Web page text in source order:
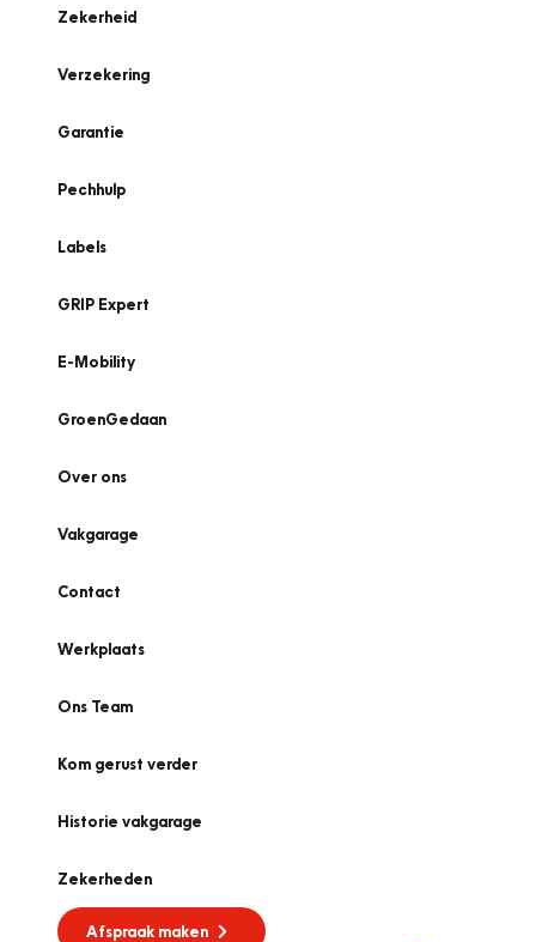
Zekerheid
Verzekering
Garantie
Pechhulp
Labels
GRIP Expert
E-Mobility
GroenGedaan
Over ons
Vakgarage
Contact
Werkplaats
Ons Team
Kom gerust verder
Historie vakgarage
Zekerheden
Afspraak maken